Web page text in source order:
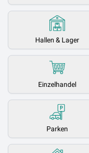
Hallen & Lager
Einzelhandel
Parken